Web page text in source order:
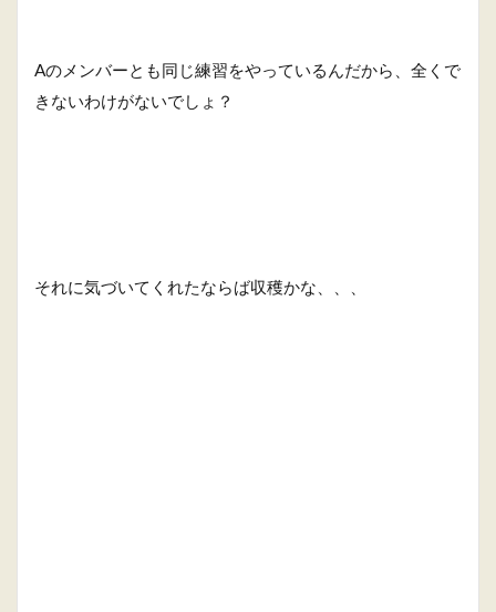
Aのメンバーとも同じ練習をやっているんだから、全くで
きないわけがないでしょ？
それに気づいてくれたならば収穫かな、、、